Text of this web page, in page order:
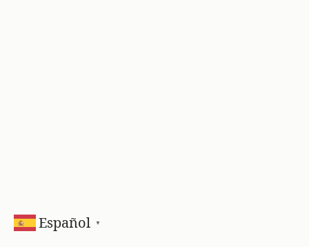
Español ▼